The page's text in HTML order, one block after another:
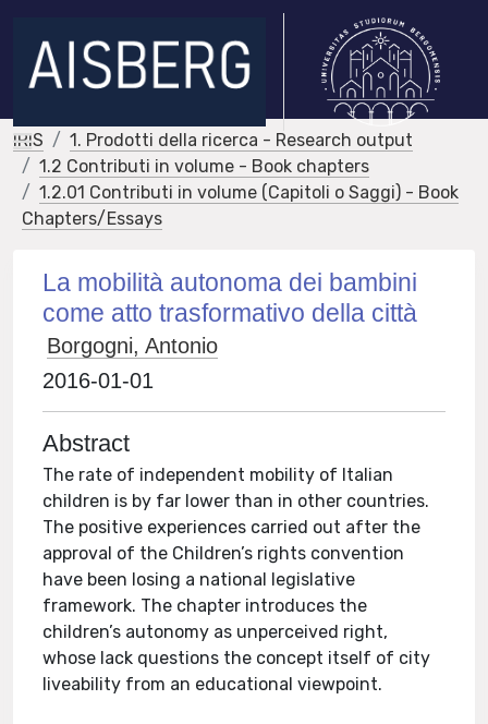
IRIS
1. Prodotti della ricerca - Research output
1.2 Contributi in volume - Book chapters
1.2.01 Contributi in volume (Capitoli o Saggi) - Book
Chapters/Essays
La mobilità autonoma dei bambini
come atto trasformativo della città
Borgogni, Antonio
2016-01-01
Abstract
The rate of independent mobility of Italian
children is by far lower than in other countries.
The positive experiences carried out after the
approval of the Children’s rights convention
have been losing a national legislative
framework. The chapter introduces the
children’s autonomy as unperceived right,
whose lack questions the concept itself of city
liveability from an educational viewpoint.